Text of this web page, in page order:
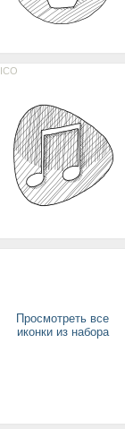
ICO
Просмотреть все
иконки из набора